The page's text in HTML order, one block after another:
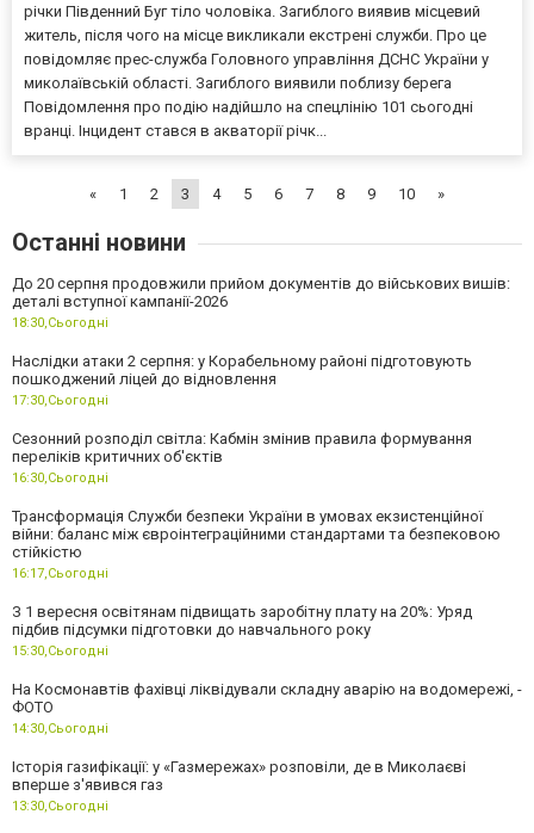
річки Південний Буг тіло чоловіка. Загиблого виявив місцевий
житель, після чого на місце викликали екстрені служби. Про це
повідомляє прес-служба Головного управління ДСНС України у
миколаївській області. Загиблого виявили поблизу берега
Повідомлення про подію надійшло на спецлінію 101 сьогодні
вранці. Інцидент стався в акваторії річк...
« 1 2 3 4 5 6 7 8 9 10 »
Останні новини
До 20 серпня продовжили прийом документів до військових вишів:
деталі вступної кампанії-2026
18:30, Сьогодні
Наслідки атаки 2 серпня: у Корабельному районі підготовують
пошкоджений ліцей до відновлення
17:30, Сьогодні
Сезонний розподіл світла: Кабмін змінив правила формування
переліків критичних об'єктів
16:30, Сьогодні
Трансформація Служби безпеки України в умовах екзистенційної
війни: баланс між євроінтеграційними стандартами та безпековою
стійкістю
16:17, Сьогодні
З 1 вересня освітянам підвищать заробітну плату на 20%: Уряд
підбив підсумки підготовки до навчального року
15:30, Сьогодні
На Космонавтів фахівці ліквідували складну аварію на водомережі, -
ФОТО
14:30, Сьогодні
Історія газифікації: у «Газмережах» розповіли, де в Миколаєві
вперше з'явився газ
13:30, Сьогодні